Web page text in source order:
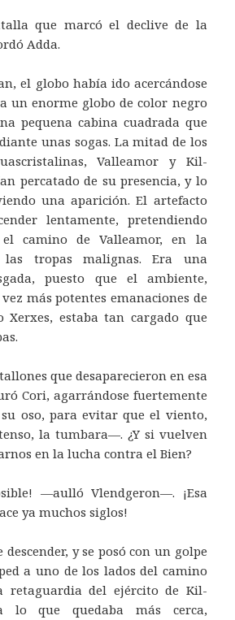
que marcó el declive de la
Adda.
el globo había ido acercándose
un enorme globo de color negro
pequena cabina cuadrada que
unas sogas. La mitad de los
Valleamor y Kil-
percatado de su presencia, y lo
una aparición. El artefacto
lentamente, pretendiendo
camino de Valleamor, en la
las tropas malignas. Era una
puesto que el ambiente,
más potentes emanaciones de
estaba tan cargado que
que desaparecieron en esa
Cori, agarrándose fuertemente
oso, para evitar que el viento,
la tumbara—. ¿Y si vuelven
en la lucha contra el Bien?
—aulló Vlendgeron—. ¡Esa
ya muchos siglos!
descender, y se posó con un golpe
a uno de los lados del camino
retaguardia del ejército de Kil-
lo que quedaba más cerca,